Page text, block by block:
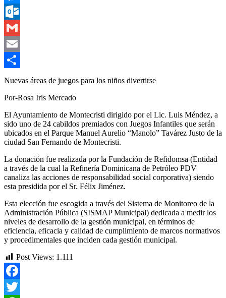
Messenger
Outlook.com
Gmail
Email
Compartir
Nuevas áreas de juegos para los niños divertirse
Por-Rosa Iris Mercado
El Ayuntamiento de Montecristi dirigido por el Lic. Luis Méndez, a
sido uno de 24 cabildos premiados con Juegos Infantiles que serán
ubicados en el Parque Manuel Aurelio “Manolo” Tavárez Justo de la
ciudad San Fernando de Montecristi.
La donación fue realizada por la Fundación de Refidomsa (Entidad
a través de la cual la Refinería Dominicana de Petróleo PDV
canaliza las acciones de responsabilidad social corporativa) siendo
esta presidida por el Sr. Félix Jiménez.
Esta elección fue escogida a través del Sistema de Monitoreo de la
Administración Pública (SISMAP Municipal) dedicada a medir los
niveles de desarrollo de la gestión municipal, en términos de
eficiencia, eficacia y calidad de cumplimiento de marcos normativos
y procedimentales que inciden cada gestión municipal.
Post Views: 1.111
Facebook